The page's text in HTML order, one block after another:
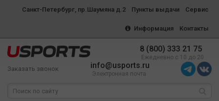
Санкт-Петербург, пр.Шаумяна д.2 Пункты выдачи Сервис
Информация Контакты
8 (800) 333 21 75
Ежедневно с 10 до 20
Заказать звонок info@usports.ru
Электронная почта